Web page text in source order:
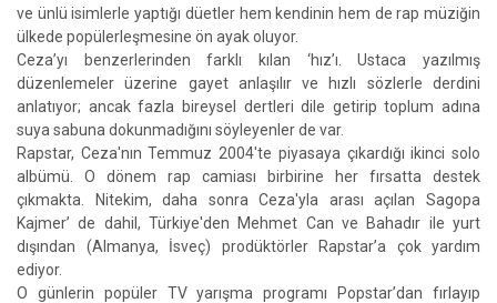
ve ünlü isimlerle yaptığı düetler hem kendinin hem de rap müziğin
ülkede popülerleşmesine ön ayak oluyor.
Ceza’yı benzerlerinden farklı kılan ‘hız’ı. Ustaca yazılmış
düzenlemeler üzerine gayet anlaşılır ve hızlı sözlerle derdini
anlatıyor; ancak fazla bireysel dertleri dile getirip toplum adına
suya sabuna dokunmadığını söyleyenler de var.
Rapstar, Ceza'nın Temmuz 2004'te piyasaya çıkardığı ikinci solo
albümü. O dönem rap camiası birbirine her fırsatta destek
çıkmakta. Nitekim, daha sonra Ceza'yla arası açılan Sagopa
Kajmer’ de dahil, Türkiye'den Mehmet Can ve Bahadır ile yurt
dışından (Almanya, İsveç) prodüktörler Rapstar’a çok yardım
ediyor.
O günlerin popüler TV yarışma programı Popstar’dan fırlayıp